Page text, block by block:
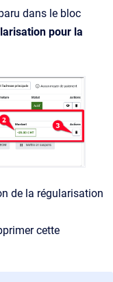
dans le bloc
pour la
de la régularisation
cette